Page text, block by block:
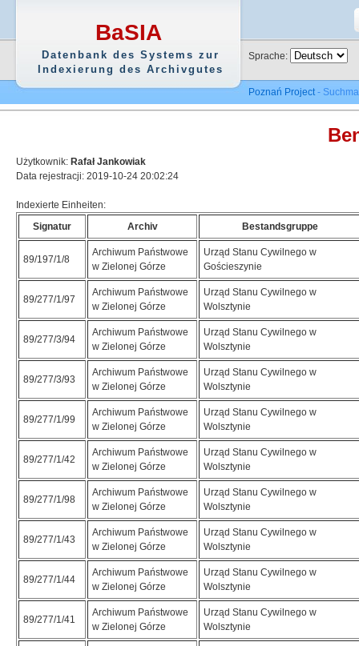
BaSIA
Datenbank des Systems zur
Indexierung des Archivgutes
Sprache:
Poznań Project-
Użytkownik: Rafał Jankowiak
Data rejestracji: 2019-10-24 20:02:24
Indexierte Einheiten:
Signatur
Archiv Bestandsgruppe
89/197/1/8
Archiwum Państwowe
w Zielonej Górze
Urząd Stanu Cywilnego w
Gościeszynie
89/277/1/97
Archiwum Państwowe
w Zielonej Górze
Urząd Stanu Cywilnego w
Wolsztynie
89/277/3/94
Archiwum Państwowe
w Zielonej Górze
Urząd Stanu Cywilnego w
Wolsztynie
89/277/3/93
Archiwum Państwowe
w Zielonej Górze
Urząd Stanu Cywilnego w
Wolsztynie
89/277/1/99
Archiwum Państwowe
w Zielonej Górze
Urząd Stanu Cywilnego w
Wolsztynie
89/277/1/42
Archiwum Państwowe
w Zielonej Górze
Urząd Stanu Cywilnego w
Wolsztynie
89/277/1/98
Archiwum Państwowe
w Zielonej Górze
Urząd Stanu Cywilnego w
Wolsztynie
89/277/1/43
Archiwum Państwowe
w Zielonej Górze
Urząd Stanu Cywilnego w
Wolsztynie
89/277/1/44
Archiwum Państwowe
w Zielonej Górze
Urząd Stanu Cywilnego w
Wolsztynie
89/277/1/41
Archiwum Państwowe
w Zielonej Górze
Urząd Stanu Cywilnego w
Wolsztynie